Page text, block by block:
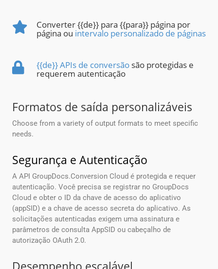
Converter {{de}} para {{para}} página por
página ou intervalo personalizado de páginas
{{de}} APIs de conversão são protegidas e
requerem autenticação
Formatos de saída personalizáveis
Choose from a variety of output formats to meet specific
needs.
Segurança e Autenticação
A API GroupDocs.Conversion Cloud é protegida e requer
autenticação. Você precisa se registrar no GroupDocs
Cloud e obter o ID da chave de acesso do aplicativo
(appSID) e a chave de acesso secreta do aplicativo. As
solicitações autenticadas exigem uma assinatura e
parâmetros de consulta AppSID ou cabeçalho de
autorização OAuth 2.0.